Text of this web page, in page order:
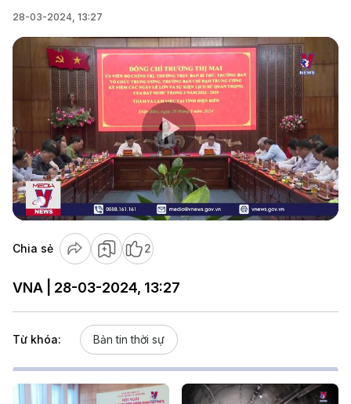
28-03-2024, 13:27
Play
Video
Chia sẻ 2
VNA | 28-03-2024, 13:27
Từ khóa: Bản tin thời sự